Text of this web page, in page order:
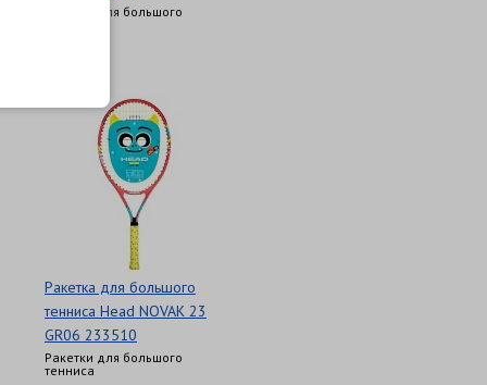
Ракетки для большого
Ракетка для большого
тенниса Head NOVAK 23
GR06 233510
Ракетки для большого
тенниса